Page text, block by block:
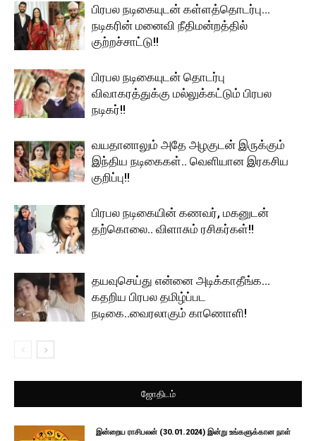
பிரபல நடிகையுடன் கள்ளத்தொடர்பு…
நடிகரின் மனைவி நீதிமன்றத்தில்
குற்றச்சாட்டு!!
பிரபல நடிகையுடன் தொடர்பு
விவாகரத்துக்கு மல்லுக்கட்டும் பிரபல
நடிகர்!!
வயதானாலும் அதே அழகுடன் இருக்கும்
இந்திய நடிகைகள்.. வெளியான இரகசிய
குறிப்பு!!
பிரபல நடிகையின் கணவர், மகனுடன்
தற்கொலை.. விளாசும் ரசிகர்கள்!!
தயவுசெய்து என்னை அடிக்காதீங்க…
கதறிய பிரபல தமிழ்ப்பட
நடிகை..வைரலாகும் காணொளி!
ஜோதிடம்
இன்றைய ராசிபலன் (30.01.2024) இன்று உங்களுக்கான நாள்